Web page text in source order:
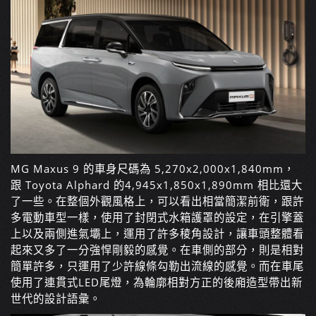
MG Maxus 9 的車身尺碼為 5,270x2,000x1,840mm，
跟 Toyota Alphard 的4,945x1,850x1,890mm 相比還大
了一些。在整個外觀風格上，可以看出相當簡潔前衛，跟許
多電動車型一樣，使用了封閉式水箱護罩的設定，在引擎蓋
上以及兩側進氣壩上，運用了許多稜角設計，讓車頭整體看
起來又多了一分強悍剛毅的感覺。在車側的部分，則是相對
簡單許多，只運用了少許線條勾勒出流線的感覺。而在車尾
使用了連貫式LED尾燈，為輪廓相對方正的後廂造型帶出新
世代的設計語彙。